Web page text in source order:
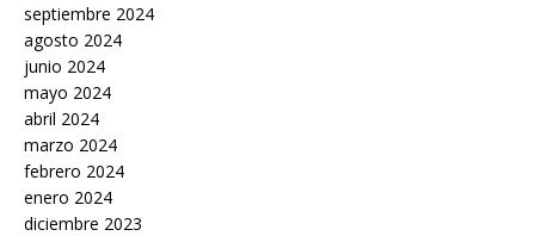
septiembre 2024
agosto 2024
junio 2024
mayo 2024
abril 2024
marzo 2024
febrero 2024
enero 2024
diciembre 2023